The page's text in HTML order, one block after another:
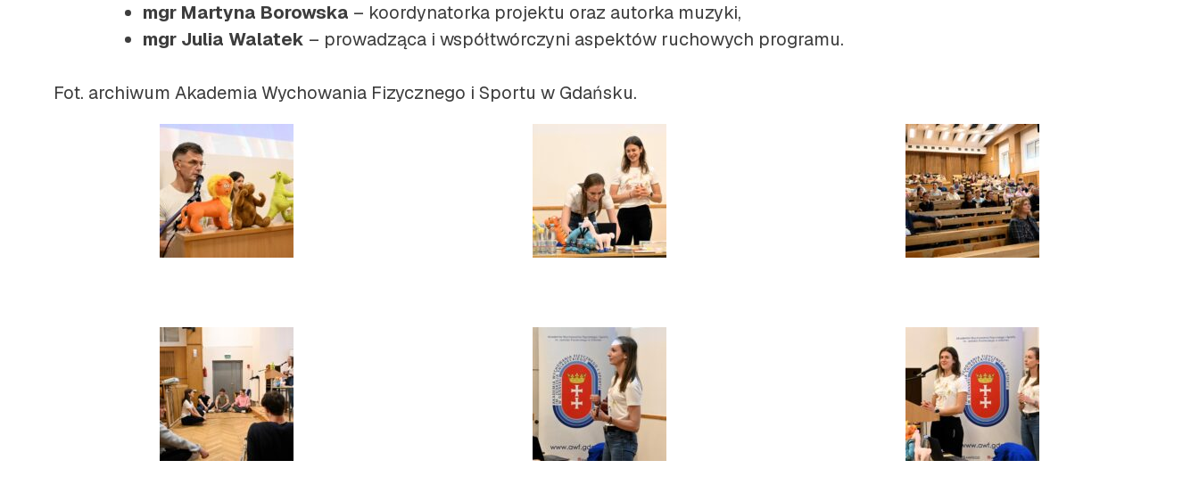
mgr Martyna Borowska – koordynatorka projektu oraz autorka muzyki,
mgr Julia Walatek – prowadząca i współtwórczyni aspektów ruchowych programu.
Fot. archiwum Akademia Wychowania Fizycznego i Sportu w Gdańsku.